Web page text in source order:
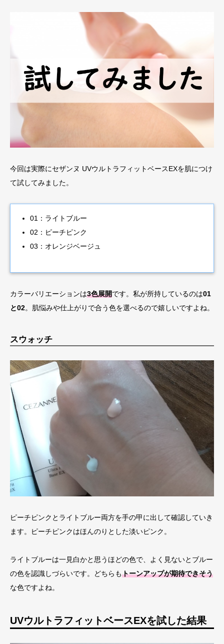
今回は実際にセザンヌ UVウルトラフィットベースEXを肌につけ
て試してみました。
01：ライトブルー
02：ピーチピンク
03：オレンジベージュ
カラーバリエーションは3色展開です。私が所持しているのは01
と02。肌悩みや仕上がりで合う色を選べるので嬉しいですよね。
スウォッチ
ピーチピンクとライトブルー両方を手の甲に出して確認していき
ます。ピーチピンクはほんのりとした淡いピンク。
ライトブルーは一見白かと思うほどの色で、よく見ないとブルー
の色を認識しづらいです。どちらもトーンアップが期待できそう
な色ですよね。
UVウルトラフィットベースEXを試した結果